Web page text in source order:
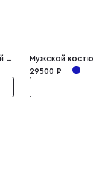
Мужской костюм двубортный коричневый полоска Marcello
Мужской
29500 ₽